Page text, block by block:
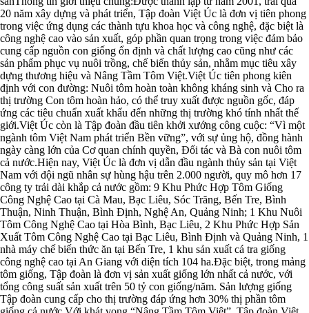
20 năm xây dựng và phát triển, Tập đoàn Việt Úc là đơn vị tiên phong
trong việc ứng dụng các thành tựu khoa học và công nghệ, đặc biệt là
công nghệ cao vào sản xuất, góp phần quan trọng trong việc đảm bảo
cung cấp nguồn con giống ổn định và chất lượng cao cũng như các
sản phẩm phục vụ nuôi trồng, chế biến thủy sản, nhằm mục tiêu xây
dựng thương hiệu và Nâng Tầm Tôm Việt.Việt Úc tiên phong kiên
định với con đường: Nuôi tôm hoàn toàn không kháng sinh và Cho ra
thị trường Con tôm hoàn hảo, có thể truy xuất được nguồn gốc, đáp
ứng các tiêu chuẩn xuất khẩu đến những thị trường khó tính nhất thế
giới.Việt Úc còn là Tập đoàn đầu tiên khởi xướng công cuộc: “Vì một
ngành tôm Việt Nam phát triển Bền vững”, với sự ủng hộ, đồng hành
ngày càng lớn của Cơ quan chính quyền, Đối tác và Bà con nuôi tôm
cả nước.Hiện nay, Việt Úc là đơn vị dẫn đầu ngành thủy sản tại Việt
Nam với đội ngũ nhân sự hùng hậu trên 2.000 người, quy mô hơn 17
công ty trải dài khắp cả nước gồm: 9 Khu Phức Hợp Tôm Giống
Công Nghệ Cao tại Cà Mau, Bạc Liêu, Sóc Trăng, Bến Tre, Bình
Thuận, Ninh Thuận, Bình Định, Nghệ An, Quảng Ninh; 1 Khu Nuôi
Tôm Công Nghệ Cao tại Hòa Bình, Bạc Liêu, 2 Khu Phức Hợp Sản
Xuất Tôm Công Nghệ Cao tại Bạc Liêu, Bình Định và Quảng Ninh, 1
nhà máy chế biến thức ăn tại Bến Tre, 1 khu sản xuất cá tra giống
công nghệ cao tại An Giang với diện tích 104 ha.Đặc biệt, trong mảng
tôm giống, Tập đoàn là đơn vị sản xuất giống lớn nhất cả nước, với
tổng công suất sản xuất trên 50 tỷ con giống/năm. Sản lượng giống
Tập đoàn cung cấp cho thị trường đáp ứng hơn 30% thị phần tôm